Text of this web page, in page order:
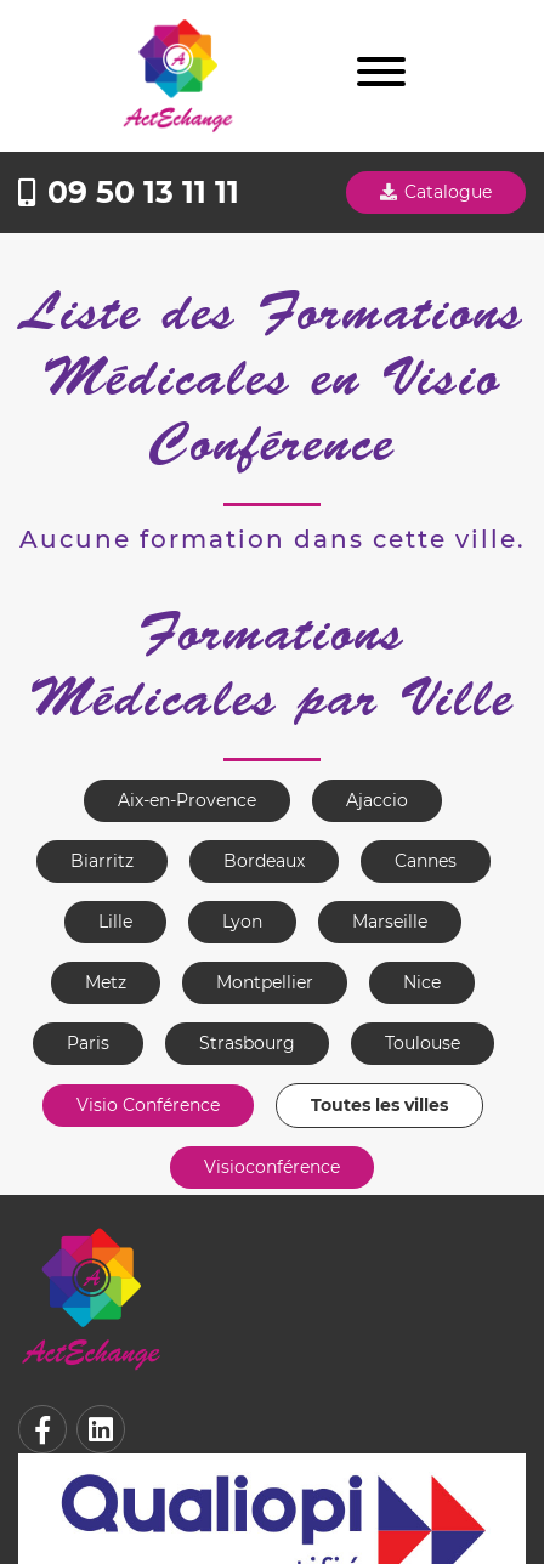
09 50 13 11 11 Catalogue
Liste des Formations
Médicales en Visio
Conférence
Aucune formation dans cette ville.
Formations
Médicales par Ville
Aix-en-Provence Ajaccio
Biarritz Bordeaux Cannes
Lille Lyon Marseille
Metz Montpellier Nice
Paris Strasbourg Toulouse
Visio Conférence Toutes les villes
Visioconférence